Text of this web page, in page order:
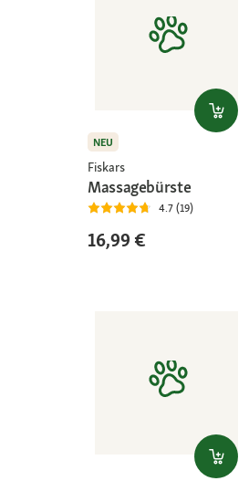
NEU
Fiskars
Massagebürste
4.7 (19)
16,99 €